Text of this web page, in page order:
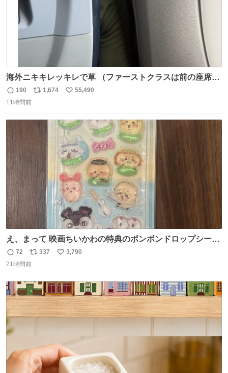
海外ニキキレッキレで草 （ファーストクラスは前の座席で
あるため）
返
信
190
リ
1,674
い
数
55,490
11時間前
え、まって 映画ちいかわの特典のボンボンドロップシール
返
信
72
リ
ポ
ト
数
337
い
数
3,790
21時間前